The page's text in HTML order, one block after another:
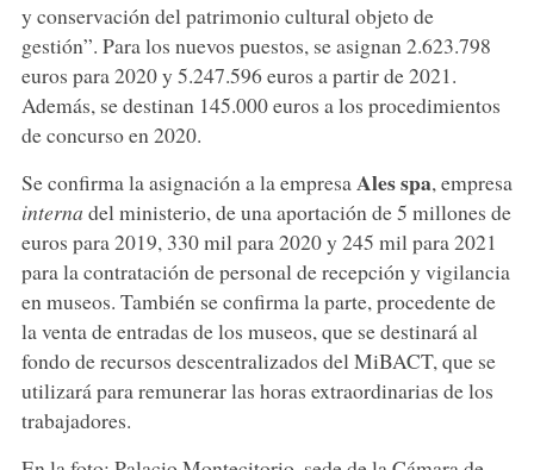
y conservación del patrimonio cultural objeto de
gestión”. Para los nuevos puestos, se asignan 2.623.798
euros para 2020 y 5.247.596 euros a partir de 2021.
Además, se destinan 145.000 euros a los procedimientos
de concurso en 2020.
Se confirma la asignación a la empresa Ales spa, empresa
interna del ministerio, de una aportación de 5 millones de
euros para 2019, 330 mil para 2020 y 245 mil para 2021
para la contratación de personal de recepción y vigilancia
en museos. También se confirma la parte, procedente de
la venta de entradas de los museos, que se destinará al
fondo de recursos descentralizados del MiBACT, que se
utilizará para remunerar las horas extraordinarias de los
trabajadores.